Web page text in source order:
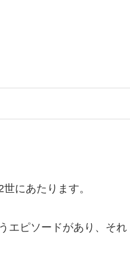
世にあたります。
エピソードがあり、それ